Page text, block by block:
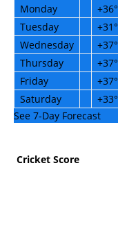
Monday
+36°
Tuesday
+31°
Wednesday
+37°
Thursday
+37°
Friday
+37°
Saturday
+33°
See 7-Day Forecast
Cricket Score